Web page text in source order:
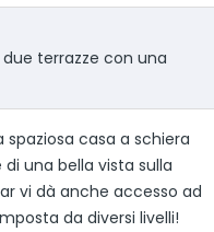
terrazze con una
casa a schiera
una bella vista sulla
vi dà anche accesso ad
da diversi livelli!